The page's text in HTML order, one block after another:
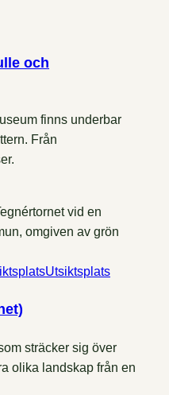
och
finns underbar
Från
Utsiktsplats
sträcker sig över
olika landskap från en